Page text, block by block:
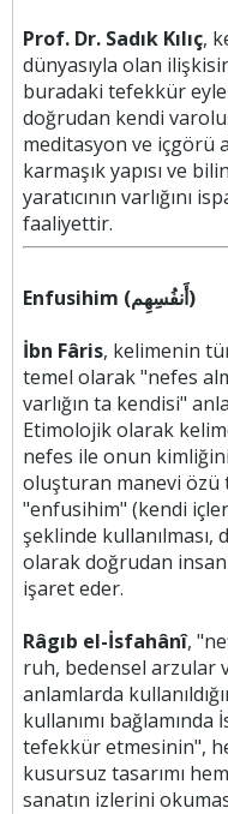
Prof. Dr. Sadık Kılıç,
dünyasıyla olan
buradaki tefekkür
doğrudan kendi
meditasyon ve içgörü
karmaşık yapısı ve
yaratıcının varlığını
faaliyettir.
Enfusihim (أَنفُسِهِم)
İbn Fâris, kelimenin
temel olarak "nefes
varlığın ta kendisi"
Etimolojik olarak
nefes ile onun
oluşturan manevi
"enfusihim" (kendi
şeklinde
olarak doğrudan
işaret eder.
Râgıb el-İsfahânî,
ruh, bedensel arzular
anlamlarda
kullanımı
tefekkür etmesinin",
kusursuz tasarımı
sanatın izlerini